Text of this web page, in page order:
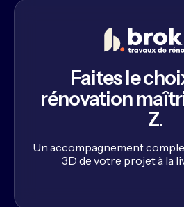
Faites le
rénovation
Z.
Un accompagnement
3D de votre projet à la